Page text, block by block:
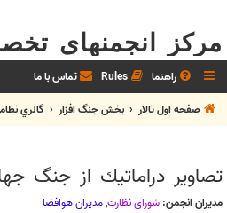
مرکز انجمنهای
راهنما Rules تماس با ما
صفحه اول تالار
بخش جنگ افزار گالري
تصاوير دراماتيك از جنگ
مدیران انجمن: شوراي نظارت,مديران هوافضا